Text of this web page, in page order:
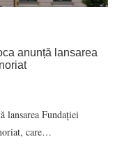
anunță lansarea
lansarea Fundației
care…